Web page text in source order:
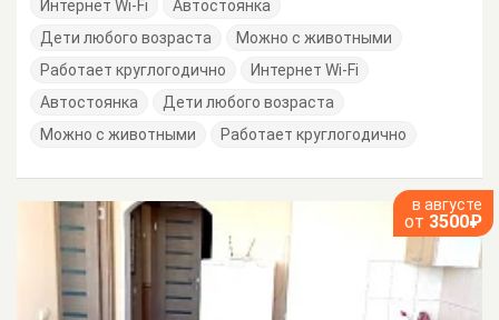
Интернет Wi-Fi
Автостоянка
Дети любого возраста
Можно с животными
Работает круглогодично
Интернет Wi-Fi
Автостоянка
Дети любого возраста
Можно с животными
Работает круглогодично
в августе
от 3500₽